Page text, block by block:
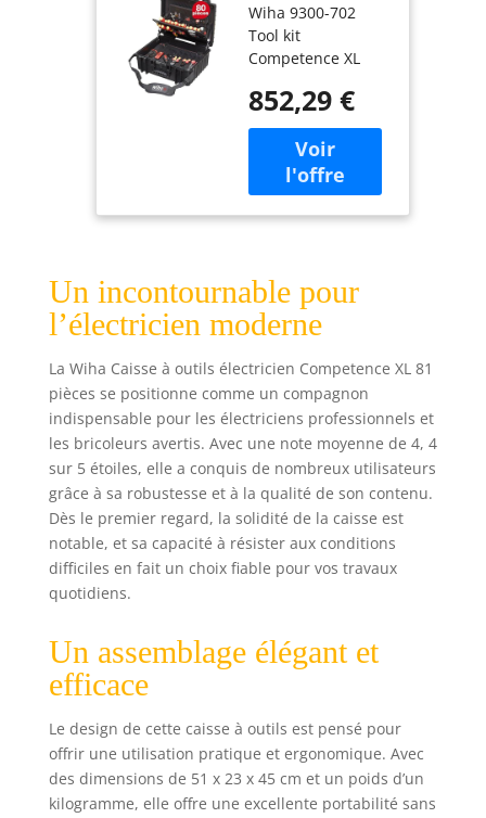
Competence XL
81 pièces
(40523)
Wiha 9300-702
Tool kit
Competence XL
852,29 €
Un incontournable pour
l’électricien moderne
La Wiha Caisse à outils électricien Competence XL 81
pièces se positionne comme un compagnon
indispensable pour les électriciens professionnels et
les bricoleurs avertis. Avec une note moyenne de 4, 4
sur 5 étoiles, elle a conquis de nombreux utilisateurs
grâce à sa robustesse et à la qualité de son contenu.
Dès le premier regard, la solidité de la caisse est
notable, et sa capacité à résister aux conditions
difficiles en fait un choix fiable pour vos travaux
quotidiens.
Un assemblage élégant et
efficace
Le design de cette caisse à outils est pensé pour
offrir une utilisation pratique et ergonomique. Avec
des dimensions de 51 x 23 x 45 cm et un poids d’un
kilogramme, elle offre une excellente portabilité sans